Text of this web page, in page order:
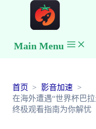
Main Menu
首页
影音加速
在海外遭遇“世界杯巴
终极观看指南为你解忧